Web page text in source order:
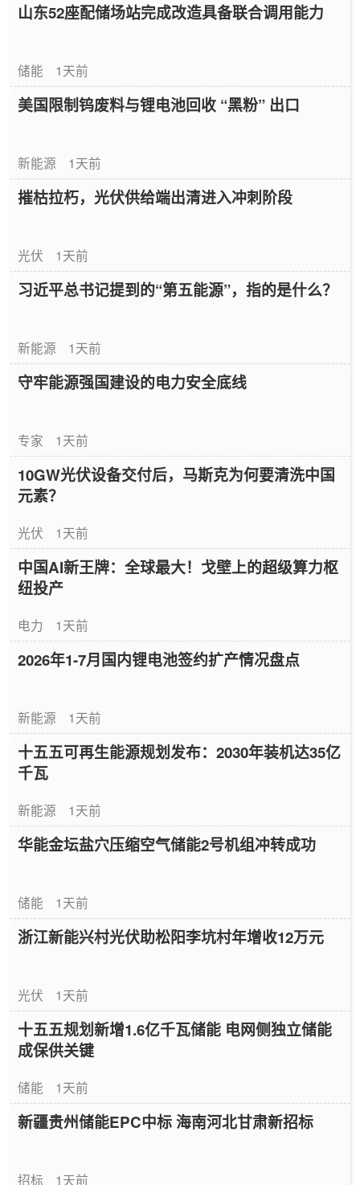
山东52座配储场站完成改造具备联合调用能力
储能 1天前
美国限制钨废料与锂电池回收 “黑粉” 出口
新能源 1天前
摧枯拉朽，光伏供给端出清进入冲刺阶段
光伏 1天前
习近平总书记提到的“第五能源”，指的是什么？
新能源 1天前
守牢能源强国建设的电力安全底线
专家 1天前
10GW光伏设备交付后，马斯克为何要清洗中国
元素？
光伏 1天前
中国AI新王牌：全球最大！戈壁上的超级算力枢
纽投产
电力 1天前
2026年1-7月国内锂电池签约扩产情况盘点
新能源 1天前
十五五可再生能源规划发布：2030年装机达35亿
千瓦
新能源 1天前
华能金坛盐穴压缩空气储能2号机组冲转成功
储能 1天前
浙江新能兴村光伏助松阳李坑村年增收12万元
光伏 1天前
十五五规划新增1.6亿千瓦储能 电网侧独立储能
成保供关键
储能 1天前
新疆贵州储能EPC中标 海南河北甘肃新招标
招标 1天前